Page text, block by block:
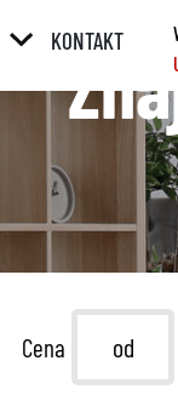
/
/
STAGING
KONTAKT
Cena